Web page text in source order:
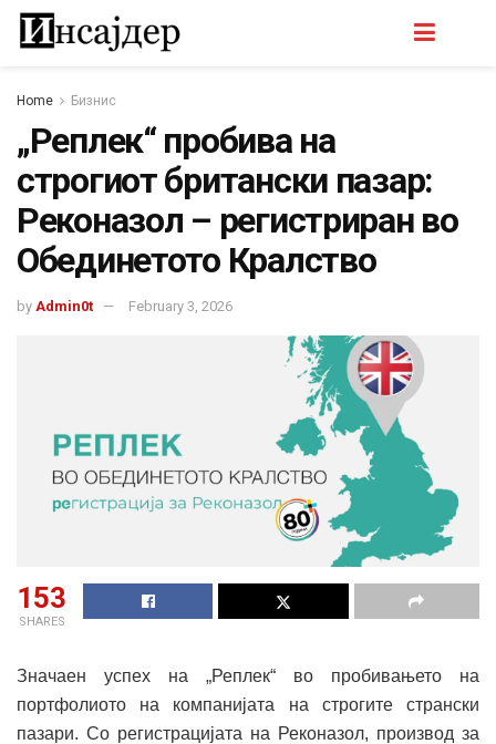
Home Бизнис
„Реплек“ пробива на
строгиот британски пазар:
Реконазол – регистриран во
Обединетото Кралство
by Admin0t February 3, 2026
153
SHARES
Значаен успех на „Реплек“ во пробивањето на
портфолиото на компанијата на строгите странски
пазари. Со регистрацијата на Реконазол, производ за